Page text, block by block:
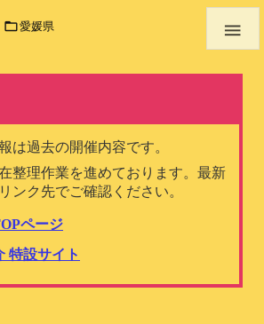

愛媛県